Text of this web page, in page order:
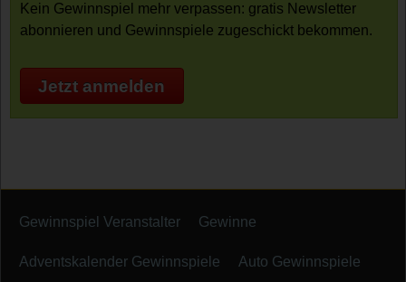
Kein Gewinnspiel mehr verpassen: gratis Newsletter
abonnieren und Gewinnspiele zugeschickt bekommen.
Jetzt anmelden
Gewinnspiel Veranstalter Gewinne
Adventskalender Gewinnspiele Auto Gewinnspiele